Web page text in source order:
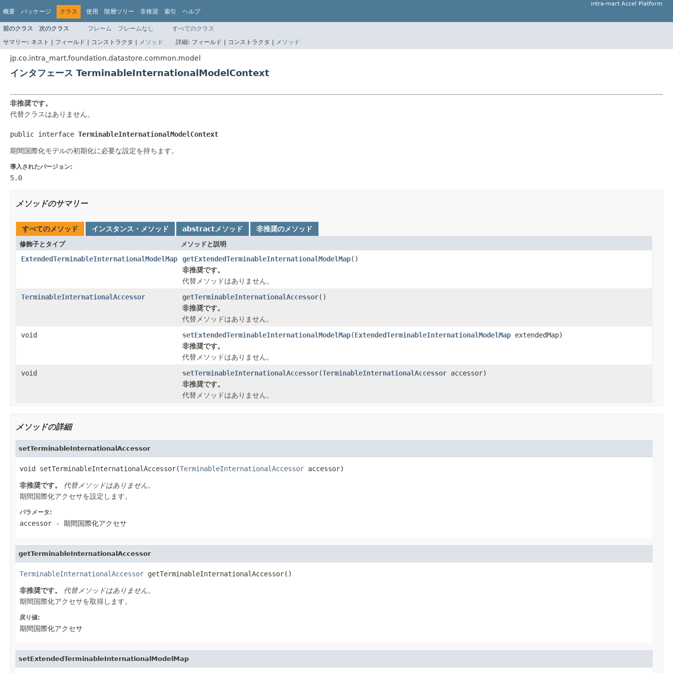
概要 パッケージ クラス 使用 階層ツリー 非推奨 索引 ヘルプ
intra-mart Accel Platform
前のクラス 次のクラス フレーム フレームなし
すべてのクラス
サマリー: ネスト | フィールド | コンストラクタ | メソッド 詳細: フィールド | コンストラクタ | メソッド
jp.co.intra_mart.foundation.datastore.common.model
インタフェース TerminableInternationalModelContext
非推奨です。
代替クラスはありません。
public interface TerminableInternationalModelContext
期間国際化モデルの初期化に必要な設定を持ちます。
導入されたバージョン:
5.0
メソッドのサマリー
すべてのメソッド インスタンス・メソッド abstractメソッド 非推奨のメソッド
修飾子とタイプ メソッドと説明
ExtendedTerminableInternationalModelMap getExtendedTerminableInternationalModelMap()
非推奨です。
代替メソッドはありません。
TerminableInternationalAccessor
getTerminableInternationalAccessor()
非推奨です。
代替メソッドはありません。
void
setExtendedTerminableInternationalModelMap(ExtendedTerminableInternationalModelMap extendedMap)
非推奨です。
代替メソッドはありません。
void
setTerminableInternationalAccessor(TerminableInternationalAccessor accessor)
非推奨です。
代替メソッドはありません。
メソッドの詳細
setTerminableInternationalAccessor
void setTerminableInternationalAccessor(TerminableInternationalAccessor accessor)
非推奨です。
代替メソッドはありません。
期間国際化アクセサを設定します。
パラメータ:
accessor - 期間国際化アクセサ
getTerminableInternationalAccessor
TerminableInternationalAccessor getTerminableInternationalAccessor()
非推奨です。
代替メソッドはありません。
期間国際化アクセサを取得します。
戻り値:
期間国際化アクセサ
setExtendedTerminableInternationalModelMap